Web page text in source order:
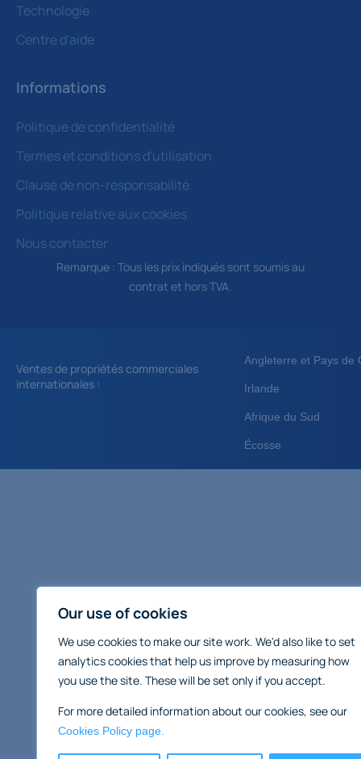
Our use of cookies
We use cookies to make our site work. We'd also like to set
analytics cookies that help us improve by measuring how
you use the site. These will be set only if you accept.
For more detailed information about our cookies, see our
Cookies Policy page.
Technologie
Centre d'aide
Informations
Politique de confidentialité
Termes et conditions d'utilisation
Clause de non-responsabilité
Politique relative aux cookies
Nous contacter
Remarque : Tous les prix indiqués sont soumis au
contrat et hors TVA.
Ventes de propriétés commerciales
internationales :
Angleterre et Pays de
Irlande
Afrique du Sud
Écosse